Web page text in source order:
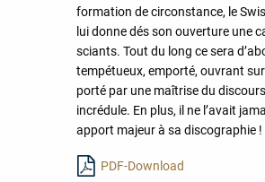
formation de circonstance, le
lui donne dés son ouverture une
sciants. Tout du long ce sera
tempétueux, emporté, ouvrant
porté par une maîtrise du discours
incrédule. En plus, il ne l’avait
apport majeur à sa discographie !
PDF-Download